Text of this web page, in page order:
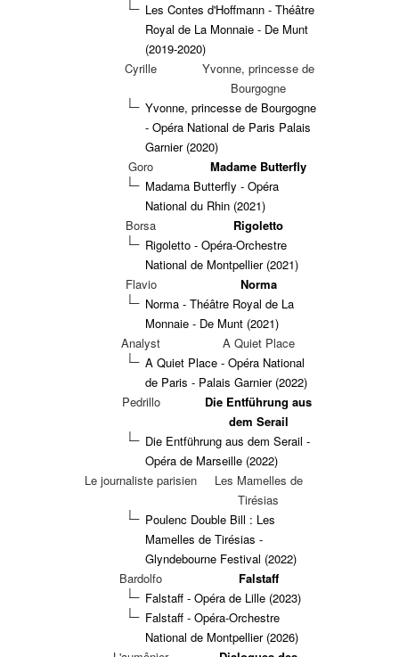
Les Contes d'Hoffmann - Théâtre
Royal de La Monnaie - De Munt
(2019-2020)
Cyrille
Yvonne, princesse de
Bourgogne
Yvonne, princesse de Bourgogne
- Opéra National de Paris Palais
Garnier (2020)
Goro
Madame Butterfly
Madama Butterfly - Opéra
National du Rhin (2021)
Borsa
Rigoletto
Rigoletto - Opéra-Orchestre
National de Montpellier (2021)
Flavio
Norma
Norma - Théâtre Royal de La
Monnaie - De Munt (2021)
Analyst
A Quiet Place
A Quiet Place - Opéra National
de Paris - Palais Garnier (2022)
Pedrillo
Die Entführung aus
dem Serail
Die Entführung aus dem Serail -
Opéra de Marseille (2022)
Le journaliste parisien
Les Mamelles de
Tirésias
Poulenc Double Bill : Les
Mamelles de Tirésias -
Glyndebourne Festival (2022)
Bardolfo
Falstaff
Falstaff - Opéra de Lille (2023)
Falstaff - Opéra-Orchestre
National de Montpellier (2026)